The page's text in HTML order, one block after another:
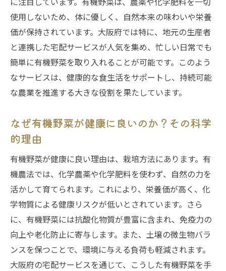
食卓革命をサポートする宅配サービスの選
び方
手軽に健康！有機野菜宅配サービスで栄養豊富
な食事を実現
有機野菜宅配サービスの簡単な始め方
栄養価の高い食事を実現する宅配の活用法
手軽に試せる有機野菜のレシピ集
有機野菜がもたらす健康効果を実感
栄養豊富な食生活をサポートする宅配サー
ビス
地域とつながる有機野菜宅配サービスで持続可
能な未来を
地域経済を支える有機野菜宅配サービスの
役割
使用しないため、体に優しく、自然本来の味わいや栄養
価が保持されています。大阪府では特に、地元の生産者
と連携した宅配サービスが人気を集め、忙しい日常でも
簡単に有機野菜を取り入れることが可能です。このよう
なサービスは、健康的な食生活をサポートし、持続可能
な農業を推進する大きな役割を果たしています。
なぜ有機野菜が健康に良いのか？その科学
的理由
有機野菜が健康に良い理由は、栽培方法にあります。有
機農法では、化学農薬や化学肥料を使わず、自然の力を
活かして育てられます。これにより、栄養価が高く、化
学物質による健康リスクが低いとされています。さら
に、有機野菜には抗酸化物質が豊富に含まれ、免疫力の
向上や老化防止に寄与します。また、土壌の微生物バラ
ンスを保つことで、環境に与える負荷も軽減されます。
大阪府の宅配サービスを通じて、こうした有機野菜を手